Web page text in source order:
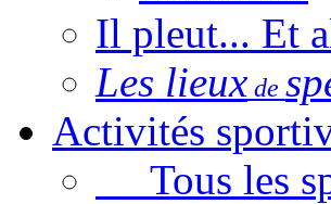
Il pleut... Et
Les lieux de
Activités
Tous les